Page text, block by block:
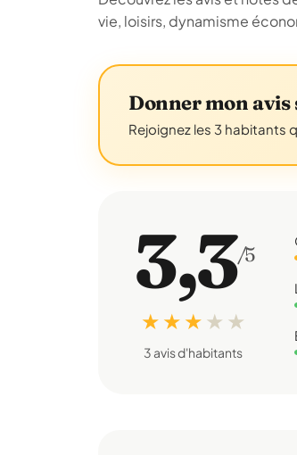
vie, loisirs, dynamisme
Donner mon avis
Rejoignez les 3 habitants
3,3/5
★ ★ ★ ★ ★
3 avis d'habitants